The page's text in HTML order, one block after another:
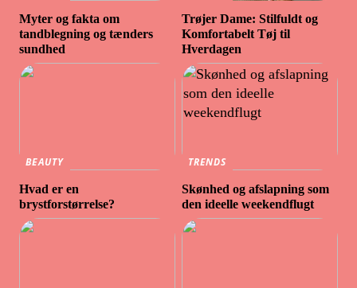
Myter og fakta om
tandblegning og tænders
sundhed
Trøjer Dame: Stilfuldt og
Komfortabelt Tøj til
Hverdagen
BEAUTY
Hvad er en
brystforstørrelse?
TRENDS
Skønhed og afslapning som
den ideelle weekendflugt